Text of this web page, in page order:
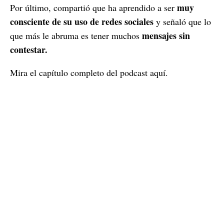
Por último, compartió que ha aprendido a ser muy
consciente de su uso de redes sociales y señaló que lo
que más le abruma es tener muchos mensajes sin
contestar.
Mira el capítulo completo del podcast aquí.